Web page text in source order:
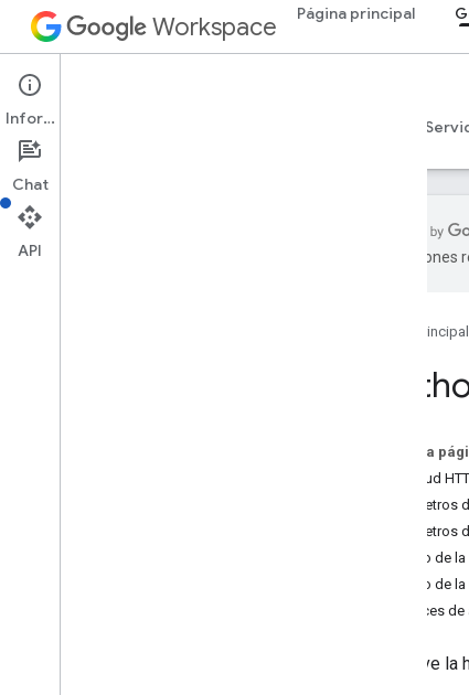
Workspace Página principal
Google Sheets
Descripción general
traducciones
Página principal
En esta
Solicitud
Parámetros
Parámetros
Cuerpo de
Cuerpo de
Alcances
Devuelve
Información
Chat
API